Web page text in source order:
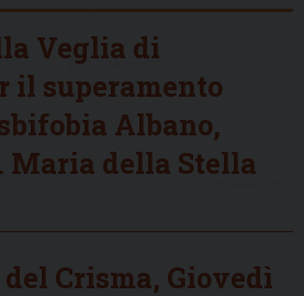
Veglia di
il superamento
Albano,
Maria della Stella
Crisma, Giovedì